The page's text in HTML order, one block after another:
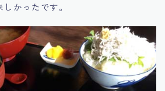
かったです。